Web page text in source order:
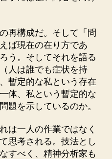
再構成だ。そして「問
ば現在の在り方であ
う。そしてそれを語る
人は誰でも症状を持
暫定的な私という存在
体、私という暫定的な
題を示しているのか。
は一人の作業ではなく
思考される。技法とし
すべく、精神分析家も